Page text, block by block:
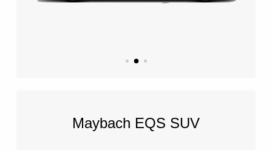
Maybach EQS SUV